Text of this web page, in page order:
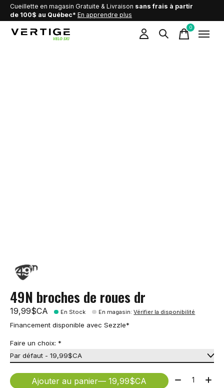
Cueillette en magasin Gratuite & Livraison sans frais à partir
de 100$ au Québec* En apprendre plus
0items
49N broches de roues dr
19,99$CA En Stock En magasin:Vérifier la disponibilité
Financement disponible avec Sezzle*
Faire un choix: *
Ajouter au panier — 19,99$CA Quantité: